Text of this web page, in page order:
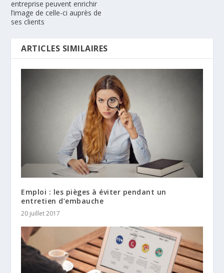
entreprise peuvent enrichir
l’image de celle-ci auprès de
ses clients
ARTICLES SIMILAIRES
Emploi : les pièges à éviter pendant un
entretien d’embauche
20 juillet 2017